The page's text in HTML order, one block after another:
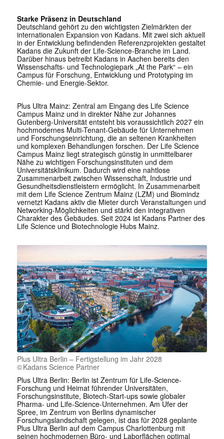
Starke Präsenz in Deutschland
Deutschland gehört zu den wichtigsten Zielmärkten der
internationalen Expansion von Kadans. Mit zwei sich aktuell
in der Entwicklung befindenden Referenzprojekten gestaltet
Kadans die Zukunft der Life-Science-Branche im Land.
Darüber hinaus betreibt Kadans in Aachen bereits den
Wissenschafts- und Technologiepark „At the Park“ – ein
Campus für Forschung, Entwicklung und Prototyping im
Chemie- und Energie-Sektor.
Plus Ultra Mainz: Zentral am Eingang des Life Science
Campus Mainz und in direkter Nähe zur Johannes
Gutenberg-Universität entsteht bis voraussichtlich 2027 ein
hochmodernes Multi-Tenant-Gebäude für Unternehmen
und Forschungseinrichtung, die an seltenen Krankheiten
und komplexen Behandlungen forschen. Der Life Science
Campus Mainz liegt strategisch günstig in unmittelbarer
Nähe zu wichtigen Forschungsinstituten und dem
Universitätsklinikum. Dadurch wird eine nahtlose
Zusammenarbeit zwischen Wissenschaft, Industrie und
Gesundheitsdienstleistern ermöglicht. In Zusammenarbeit
mit dem Life Science Zentrum Mainz (LZM) und Biomindz
vernetzt Kadans aktiv die Mieter durch Veranstaltungen und
Networking-Möglichkeiten und stärkt den integrativen
Charakter des Gebäudes. Seit 2024 ist Kadans Partner des
Life Science und Biotechnologie Hubs Mainz.
Plus Ultra Berlin – Fertigstellung im Jahr 2028
Kadans Science Partner
Plus Ultra Berlin: Berlin ist Zentrum für Life-Science-
Forschung und Heimat führender Universitäten,
Forschungsinstitute, Biotech-Start-ups sowie globaler
Pharma- und Life-Science-Unternehmen. Am Ufer der
Spree, im Zentrum von Berlins dynamischer
Forschungslandschaft gelegen, ist das für 2028 geplante
Plus Ultra Berlin auf dem Campus Charlottenburg mit
seinen hochmodernen Büro- und Laborflächen optimal